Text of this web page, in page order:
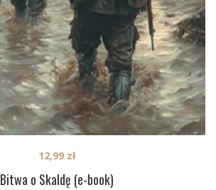
Bitwa o Skaldę (e-book)
12,99 zł